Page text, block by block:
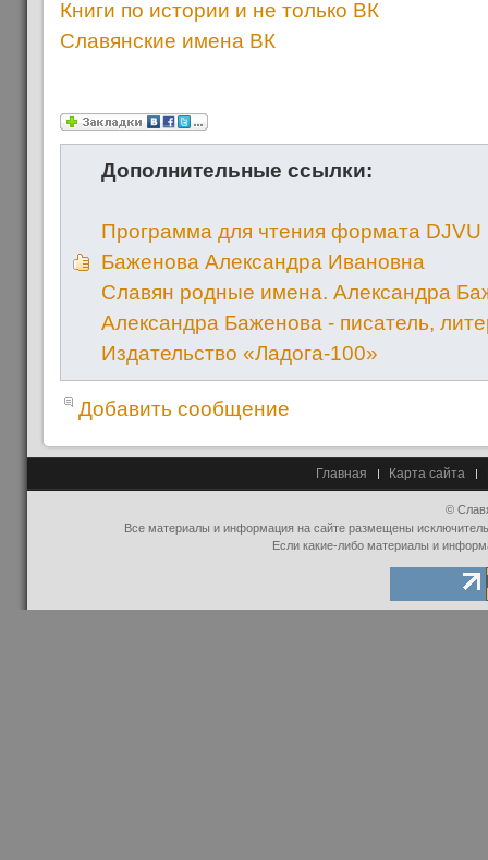
Книги по истории и не только ВК
Славянские имена ВК
Дополнительные ссылки:
Программа для чтения формата DJVU
Баженова Александра Ивановна
Славян родные имена. Александра
Александра Баженова - писатель,
Издательство «Ладога-100»
Добавить сообщение
Главная Карта сайта
©
Все материалы и информация на сайте размещены
Если какие-либо материалы и